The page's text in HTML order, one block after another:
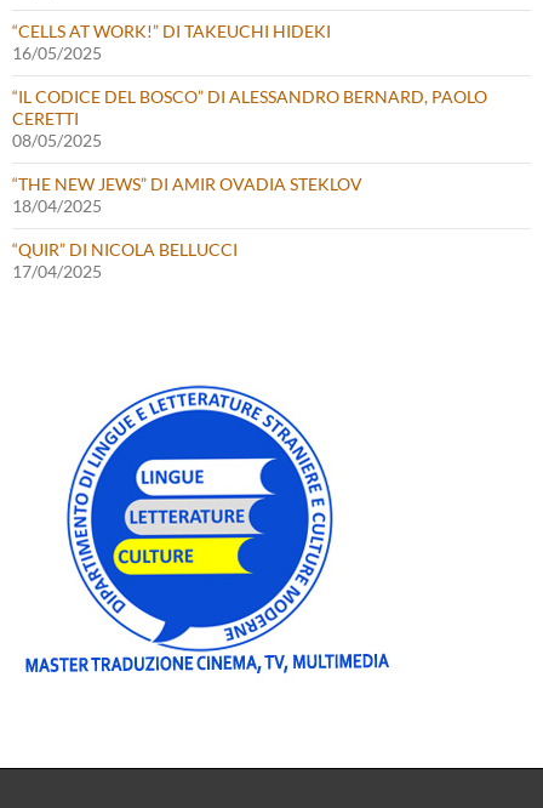
“CELLS AT WORK!” DI TAKEUCHI HIDEKI
16/05/2025
“IL CODICE DEL BOSCO” DI ALESSANDRO BERNARD, PAOLO
CERETTI
08/05/2025
“THE NEW JEWS” DI AMIR OVADIA STEKLOV
18/04/2025
“QUIR” DI NICOLA BELLUCCI
17/04/2025